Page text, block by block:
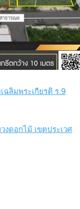
ลิมพระเกียรติ ร.9
งดอกไม้ เขตประเวศ